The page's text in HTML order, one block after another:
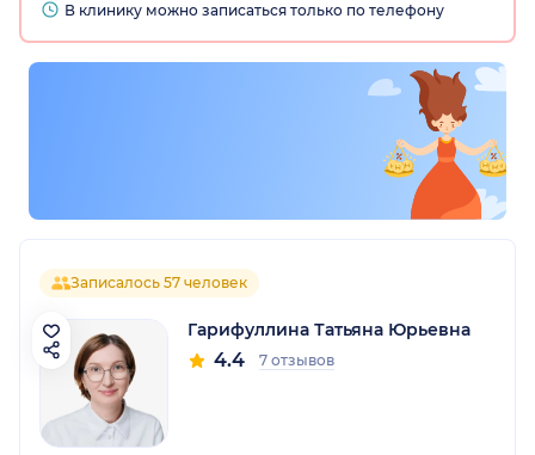
В клинику можно записаться только по телефону
Записалось 57 человек
Гарифуллина Татьяна Юрьевна
4.4 7 отзывов